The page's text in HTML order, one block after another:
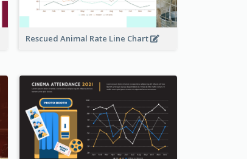
Rescued Animal Rate Line Chart